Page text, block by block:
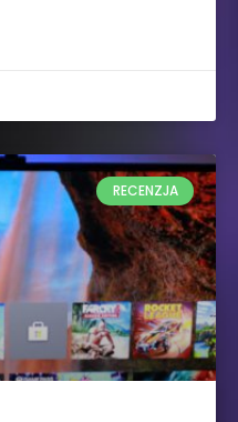
RECENZJA